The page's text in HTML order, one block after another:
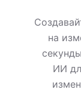
ВОЙТИ
на
ИИ